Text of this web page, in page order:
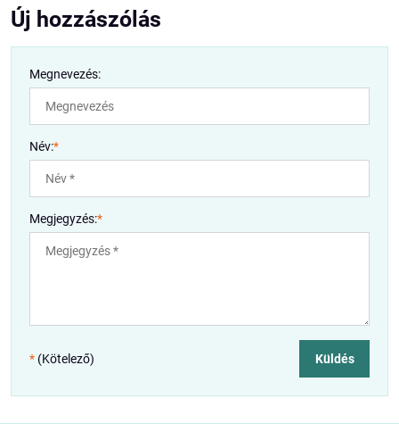
Új hozzászólás
Megnevezés:
Név:*
Megjegyzés:*
* (Kötelező) Küldés